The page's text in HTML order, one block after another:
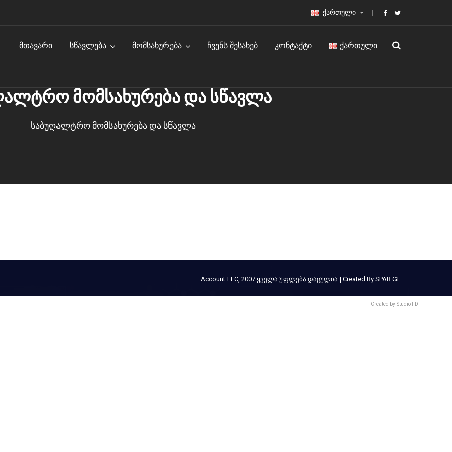
ქართული
ᲛᲗᲐᲕᲐᲠᲘ ᲡᲬᲐᲕᲚᲔᲑᲐ ᲛᲝᲛᲡᲐᲮᲣᲠᲔᲑᲐ ᲩᲕᲔᲜᲡ ᲨᲔᲡᲐᲮᲔᲑ ᲙᲝᲜᲢᲐᲥᲢᲘ ᲥᲐᲠᲗᲣᲚᲘ
მომსახურება და სწავლა
საბუღალტრო მომსახურება და სწავლა
Account LLC, 2007 ყველა უფლება დაცულია | Created By SPAR.GE
Created by Studio FD